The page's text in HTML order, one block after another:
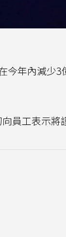
今年內減少
員工表示